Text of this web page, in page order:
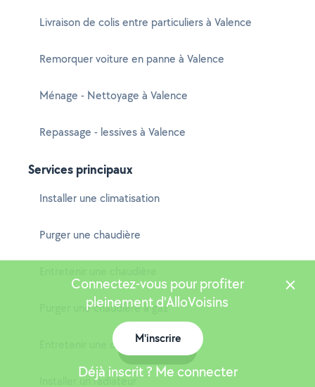
Livraison de colis entre particuliers à Valence
Remorquer voiture en panne à Valence
Ménage - Nettoyage à Valence
Repassage - lessives à Valence
Services principaux
Installer une climatisation
Purger une chaudière
Purger une chaudière à gaz
Entretenir une chaudière à gaz
Installer un radiateur
Connectez-vous pour profiter
pleinement d'AlloVoisins
M'inscrire
Déjà inscrit ? Me connecter